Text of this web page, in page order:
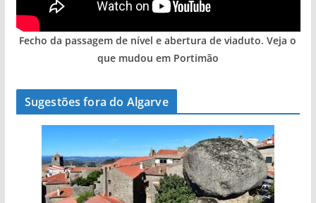
Fecho da passagem de nível e abertura de viaduto. Veja o
que mudou em Portimão
Sugestões fora do Algarve